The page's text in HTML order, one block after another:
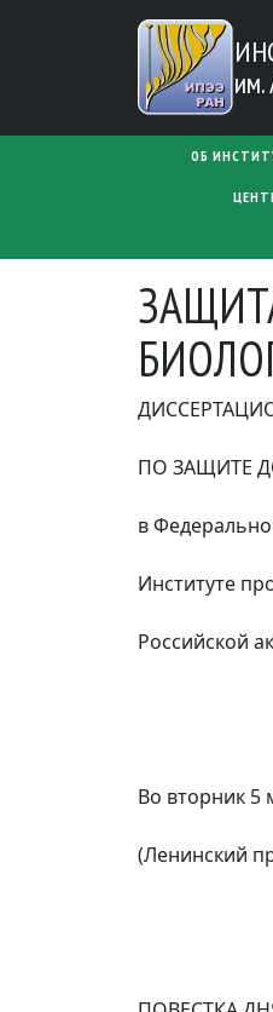
Перейти к основному
им.
MAINОБ
ПО ЗАЩИТЕ
в
Институте
Российской
Во вторник 5
(Ленинский